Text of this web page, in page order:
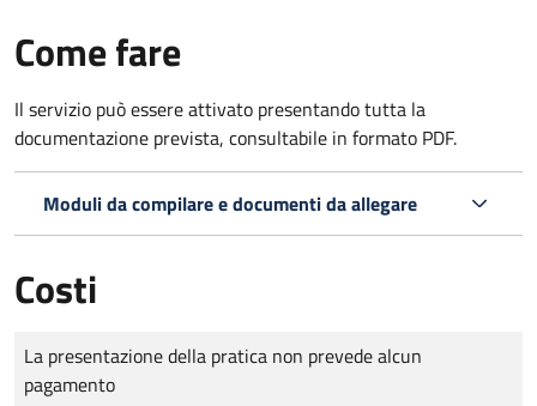
Come fare
Il servizio può essere attivato presentando tutta la
documentazione prevista, consultabile in formato PDF.
Moduli da compilare e documenti da allegare
Costi
Tipo di pagamento
Importo
La presentazione della pratica non prevede alcun
pagamento